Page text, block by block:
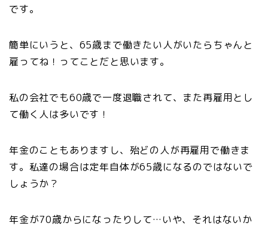
です。
簡単にいうと、65歳まで働きたい人がいたらちゃんと
雇ってね！ってことだと思います。
私の会社でも60歳で一度退職されて、また再雇用とし
て働く人は多いです！
年金のこともありますし、殆どの人が再雇用で働きま
す。私達の場合は定年自体が65歳になるのではないで
しょうか？
年金が70歳からになったりして…いや、それはないか